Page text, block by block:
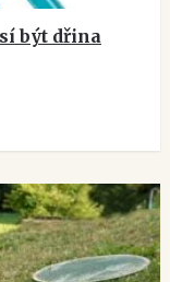
být dřina